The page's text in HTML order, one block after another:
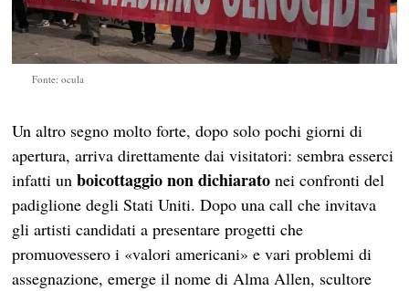
Fonte: ocula
Un altro segno molto forte, dopo solo pochi giorni di
apertura, arriva direttamente dai visitatori: sembra esserci
infatti unboicottaggio non dichiarato nei confronti del
padiglione degli Stati Uniti. Dopo una call che invitava
gli artisti candidati a presentare progetti che
promuovessero i «valori americani» e vari problemi di
assegnazione, emerge il nome di Alma Allen, scultore